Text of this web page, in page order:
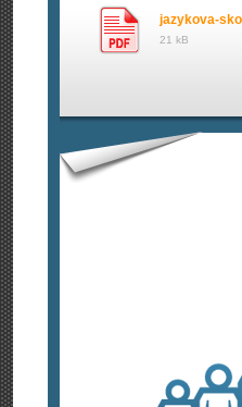
jazykova-
21 kB